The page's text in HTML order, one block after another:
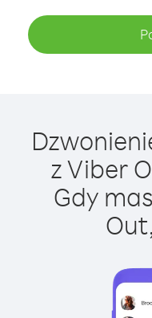
z Viber
Gdy